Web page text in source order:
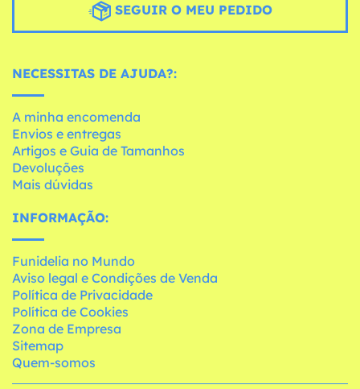
SEGUIR O MEU PEDIDO
NECESSITAS DE AJUDA?:
A minha encomenda
Envios e entregas
Artigos e Guia de Tamanhos
Devoluções
Mais dúvidas
INFORMAÇÃO:
Funidelia no Mundo
Aviso legal e Condições de Venda
Política de Privacidade
Política de Cookies
Zona de Empresa
Sitemap
Quem-somos